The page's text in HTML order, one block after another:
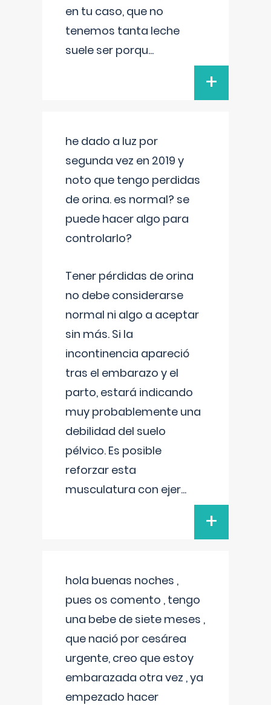
en tu caso, que no
tenemos tanta leche
suele ser porqu...
+
he dado a luz por
segunda vez en 2019 y
noto que tengo perdidas
de orina. es normal? se
puede hacer algo para
controlarlo?
Tener pérdidas de orina
no debe considerarse
normal ni algo a aceptar
sin más. Si la
incontinencia apareció
tras el embarazo y el
parto, estará indicando
muy probablemente una
debilidad del suelo
pélvico. Es posible
reforzar esta
musculatura con ejer...
+
hola buenas noches ,
pues os comento , tengo
una bebe de siete meses ,
que nació por cesárea
urgente, creo que estoy
embarazada otra vez , ya
empezado hacer